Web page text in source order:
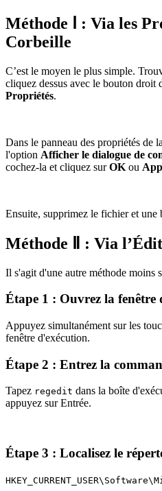
Méthode Ⅰ : Via les
Corbeille
C’est le moyen le plus simple.
cliquez dessus avec le bouton droit
Propriétés.
Dans le panneau des propriétés de
l'option Afficher le dialogue de
cochez-la et cliquez surOK ou
Ensuite, supprimez le fichier et
Méthode Ⅱ : Via
Il s'agit d'une autre méthode moins
Étape 1 : Ouvrez la fenêtre
Appuyez simultanément sur les
fenêtre d'exécution.
Étape 2 : Entrez la
Tapez regedit dans la boîte
appuyez sur Entrée.
Étape 3 : Localisez le